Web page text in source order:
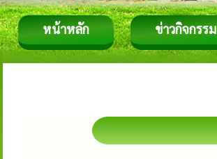
หน้าหลัก ข่าวกิจกรรม